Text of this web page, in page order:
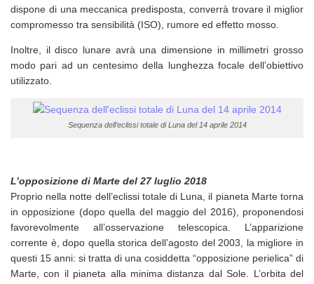
dispone di una meccanica predisposta, converrà trovare il miglior
compromesso tra sensibilità (ISO), rumore ed effetto mosso.
Inoltre, il disco lunare avrà una dimensione in millimetri grosso
modo pari ad un centesimo della lunghezza focale dell’obiettivo
utilizzato.
Sequenza dell’eclissi totale di Luna del 14 aprile 2014
L’opposizione di Marte del 27 luglio 2018
Proprio nella notte dell’eclissi totale di Luna, il pianeta Marte torna
in opposizione (dopo quella del maggio del 2016), proponendosi
favorevolmente all’osservazione telescopica. L’apparizione
corrente è, dopo quella storica dell’agosto del 2003, la migliore in
questi 15 anni: si tratta di una cosiddetta “opposizione perielica” di
Marte, con il pianeta alla minima distanza dal Sole. L’orbita del